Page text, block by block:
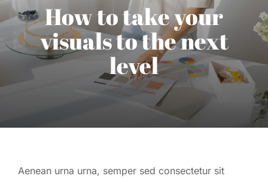
How to take your
visuals to the next
level
Aenean urna urna, semper sed consectetur sit